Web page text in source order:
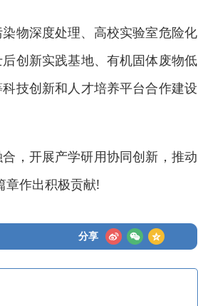
物深度处理、高校实验室危险化
创新实践基地、有机固体废物低
技创新和人才培养平台合作建设
，开展产学研用协同创新，推动
章作出积极贡献!
分享